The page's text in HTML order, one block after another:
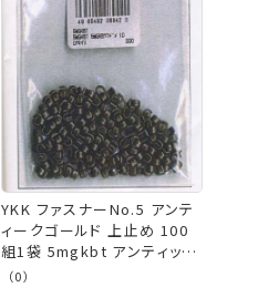
YKK ファスナーNo.5 アンテ
ィークゴールド 上止め 100
組1袋 5mgkbt アンティック
上止 ネコポス可 手芸の山久
（0）